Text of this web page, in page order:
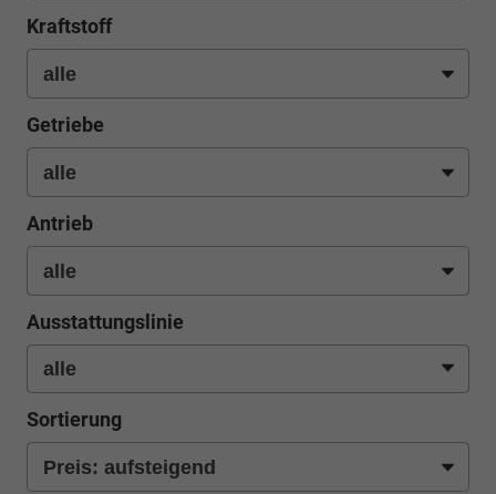
Kraftstoff
Getriebe
Antrieb
Ausstattungslinie
Sortierung